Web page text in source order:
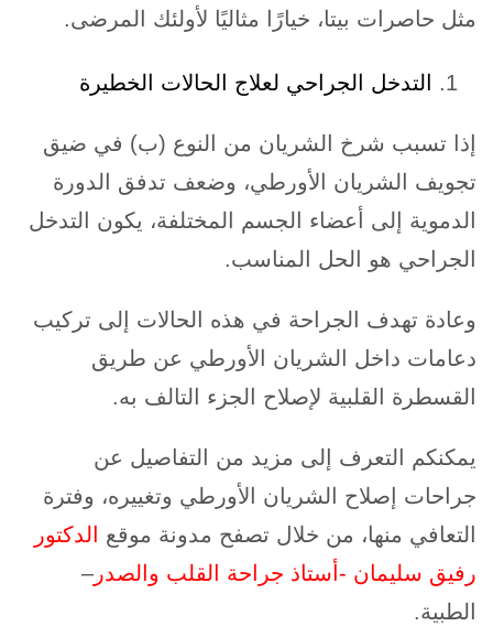
مثل حاصرات بيتا، خيارًا مثاليًا لأولئك المرضى.
التدخل الجراحي لعلاج الحالات الخطيرة
إذا تسبب شرخ الشريان من النوع (ب) في ضيق
تجويف الشريان الأورطي، وضعف تدفق الدورة
الدموية إلى أعضاء الجسم المختلفة، يكون التدخل
الجراحي هو الحل المناسب.
وعادة تهدف الجراحة في هذه الحالات إلى تركيب
دعامات داخل الشريان الأورطي عن طريق
القسطرة القلبية لإصلاح الجزء التالف به.
يمكنكم التعرف إلى مزيد من التفاصيل عن
جراحات إصلاح الشريان الأورطي وتغييره، وفترة
التعافي منها، من خلال تصفح مدونة موقع
الدكتور
رفيق سليمان -أستاذ جراحة القلب والصدر –
الطبية.